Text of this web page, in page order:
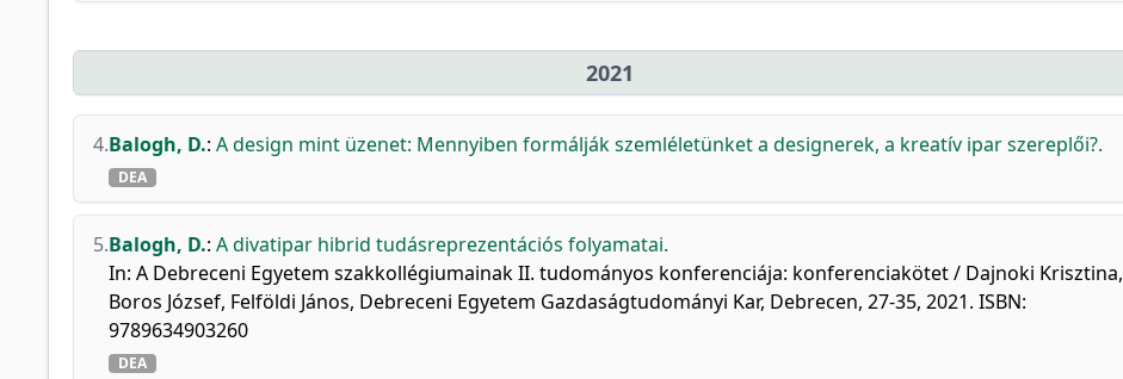
2021
4.Balogh, D.: A design mint üzenet: Mennyiben formálják szemléletünket a designerek, a kreatív ipar szereplői?.
DEA
5.Balogh, D.: A divatipar hibrid tudásreprezentációs folyamatai.
In: A Debreceni Egyetem szakkollégiumainak II. tudományos konferenciája: konferenciakötet / Dajnoki Krisztina,
Boros József, Felföldi János, Debreceni Egyetem Gazdaságtudományi Kar, Debrecen, 27-35, 2021. ISBN:
9789634903260
DEA